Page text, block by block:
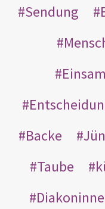
Sendung
Backe
Taube